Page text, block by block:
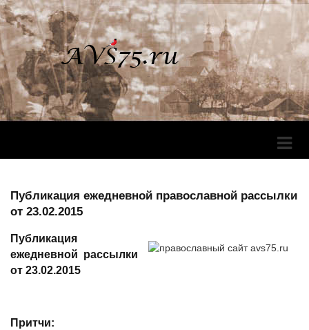
Публикация ежедневной православной рассылки
от 23.02.2015
Публикация
ежедневной рассылки
от 23.02.2015
Притчи: